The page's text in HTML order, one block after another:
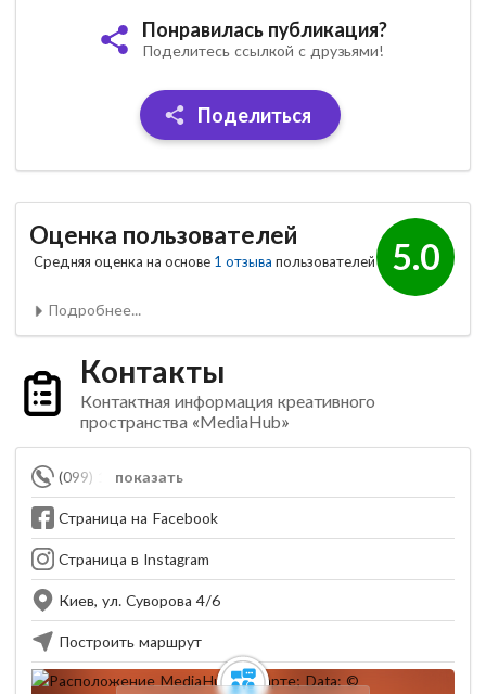
Понравилась публикация?
Поделитесь ссылкой с друзьями!
Поделиться
5.0
Оценка пользователей
Средняя оценка на основе 1 отзыва пользователей
Подробнее...
Контакты
Контактная информация креативного
пространства «MediaHub»
показать
(099) 186-90-06
Страница на Facebook
Страница в Instagram
Киев, ул. Суворова 4/6
Построить маршрут